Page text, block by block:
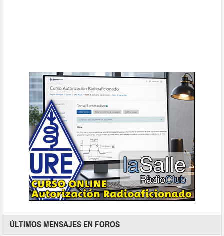
ÚLTIMOS MENSAJES EN FOROS